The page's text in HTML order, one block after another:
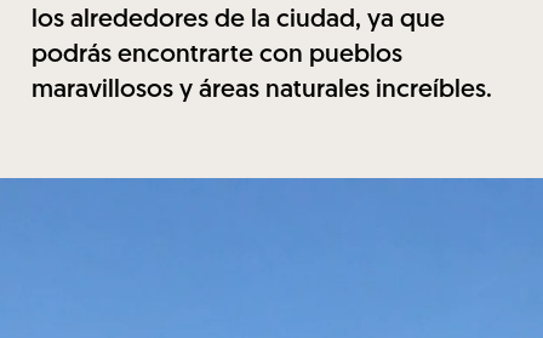
los alrededores de la ciudad, ya que
podrás encontrarte con pueblos
maravillosos y áreas naturales increíbles.